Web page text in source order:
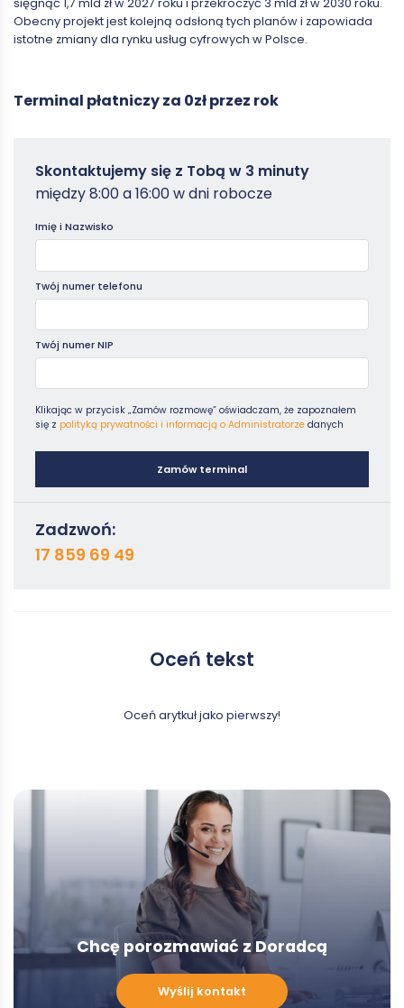
sięgnąć 1,7 mld zł w 2027 roku i przekroczyć 3 mld zł w 2030 roku.
Obecny projekt jest kolejną odsłoną tych planów i zapowiada
istotne zmiany dla rynku usług cyfrowych w Polsce.
Terminal płatniczy za 0zł przez rok
Zamowterminal
Poradniki
Skontaktujemy się z Tobą w 3 minuty
między 8:00 a 16:00 w dni robocze
Imię i Nazwisko
Twój numer telefonu
Twój numer NIP
Klikając w przycisk „Zamów rozmowę” oświadczam, że zapoznałem
się z polityką prywatności i informacją o Administratorze danych
Zamów terminal
Zadzwoń:
17 859 69 49
Oceń tekst
Oceń arytkuł jako pierwszy!
Chcę porozmawiać z Doradcą
porozmawiać
Wyślij kontakt